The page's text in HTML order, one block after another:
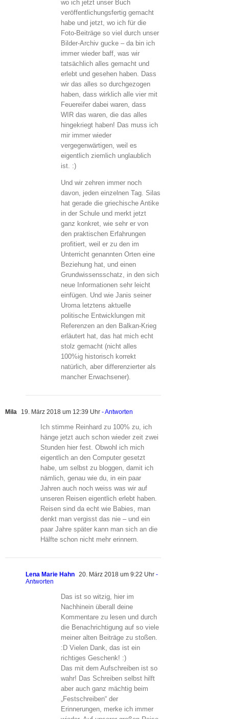
wo ich jetzt unser Buch
veröffentlichungsfertig gemacht
habe und jetzt, wo ich für die
Foto-Beiträge so viel durch unser
Bilder-Archiv gucke – da bin ich
immer wieder baff, was wir
tatsächlich alles gemacht und
erlebt und gesehen haben. Dass
wir das alles so durchgezogen
haben, dass wirklich alle vier mit
Feuereifer dabei waren, dass
WIR das waren, die das alles
hingekriegt haben! Das muss ich
mir immer wieder
vergegenwärtigen, weil es
eigentlich ziemlich unglaublich
ist. :)
Und wir zehren immer noch
davon, jeden einzelnen Tag. Silas
hat gerade die griechische Antike
in der Schule und merkt jetzt
ganz konkret, wie sehr er von
den praktischen Erfahrungen
profitiert, weil er zu den im
Unterricht genannten Orten eine
Beziehung hat, und einen
Grundwissensschatz, in den sich
neue Informationen sehr leicht
einfügen. Und wie Janis seiner
Uroma letztens aktuelle
politische Entwicklungen mit
Referenzen an den Balkan-Krieg
erläutert hat, das hat mich echt
stolz gemacht (nicht alles
100%ig historisch korrekt
natürlich, aber differenzierter als
mancher Erwachsener).
Mila 19. März 2018 um 12:39 Uhr - Antworten
Ich stimme Reinhard zu 100% zu, ich
hänge jetzt auch schon wieder zeit zwei
Stunden hier fest. Obwohl ich mich
eigentlich an den Computer gesetzt
habe, um selbst zu bloggen, damit ich
nämlich, genau wie du, in ein paar
Jahren auch noch weiss was wir auf
unseren Reisen eigentlich erlebt haben.
Reisen sind da echt wie Babies, man
denkt man vergisst das nie – und ein
paar Jahre später kann man sich an die
Hälfte schon nicht mehr erinnern.
Lena Marie Hahn 20. März 2018 um 9:22 Uhr -
Antworten
Das ist so witzig, hier im
Nachhinein überall deine
Kommentare zu lesen und durch
die Benachrichtigung auf so viele
meiner alten Beiträge zu stoßen.
:D Vielen Dank, das ist ein
richtiges Geschenk! :)
Das mit dem Aufschreiben ist so
wahr! Das Schreiben selbst hilft
aber auch ganz mächtig beim
„Festschreiben“ der
Erinnerungen, merke ich immer